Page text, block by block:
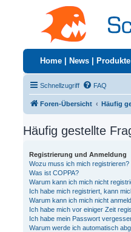
Home News Produkte
Schnellzugriff FAQ
Foren-Übersicht Häufig
Häufig gestellte
Registrierung und Anmeldung
Wozu muss ich mich registrieren?
Was ist COPPA?
Warum kann ich mich nicht
Ich habe mich registriert, kann
Warum kann ich mich nicht
Ich habe mich vor einiger Zeit
Ich habe mein Passwort
Warum werde ich automatisch